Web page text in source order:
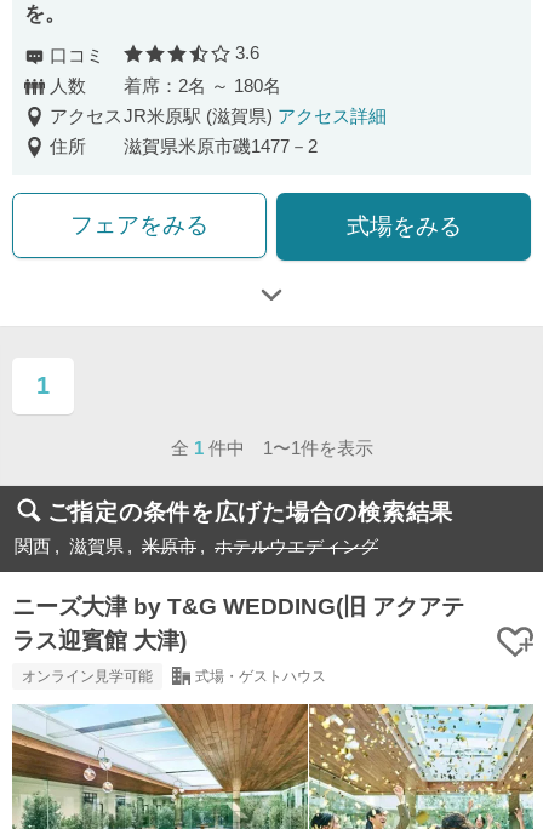
を。
口コミ 口コミ評価
3.6
人数
着席：2名 ～ 180名
アクセスJR米原駅 (滋賀県) アクセス詳細
住所
滋賀県米原市磯1477－2
フェアをみる 式場をみる
1
ページ目
全 1 件中 1〜1件を表示
ご指定の条件を広げた場合の検索結果
関西 滋賀県 米原市 ホテルウエディング
ニーズ大津 by T&G WEDDING(旧 アクアテ
ラス迎賓館 大津)
オンライン見学可能 式場・ゲストハウス